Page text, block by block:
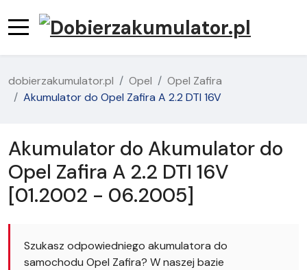
dobierzakumulator.pl Opel
Opel Zafira
Akumulator do Opel Zafira A 2.2 DTI 16V
Akumulator do Akumulator do
Opel Zafira A 2.2 DTI 16V
[01.2002 - 06.2005]
Szukasz odpowiedniego akumulatora do
samochodu Opel Zafira? W naszej bazie